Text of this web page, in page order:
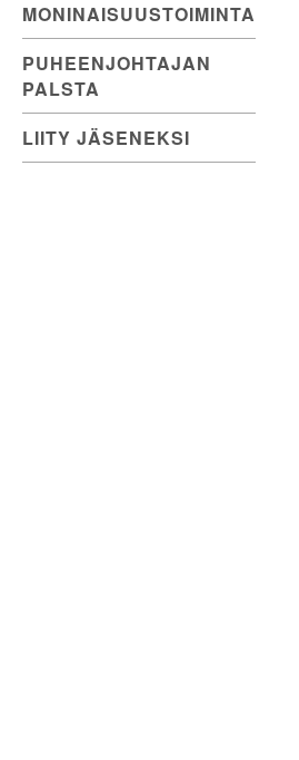
MONINAISUUSTOIMINTA
PUHEENJOHTAJAN
PALSTA
LIITY JÄSENEKSI